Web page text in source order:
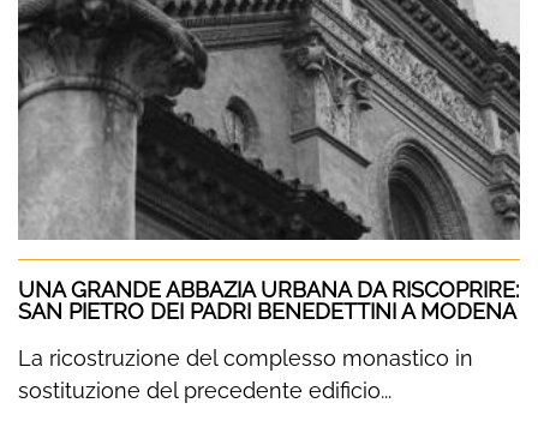
UNA GRANDE ABBAZIA URBANA DA RISCOPRIRE:
SAN PIETRO DEI PADRI BENEDETTINI A MODENA
La ricostruzione del complesso monastico in
sostituzione del precedente edificio...